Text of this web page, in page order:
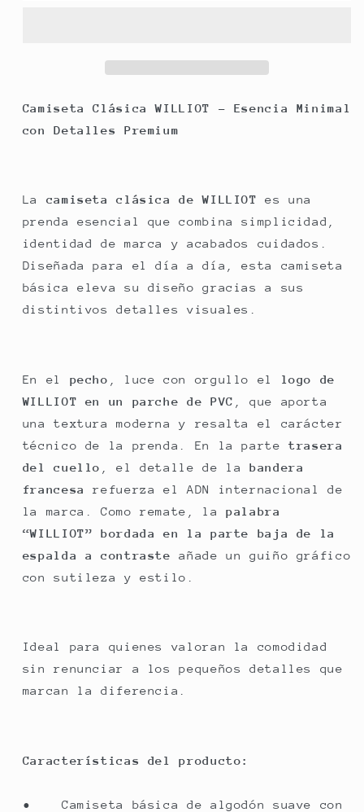
Camiseta Clásica WILLIOT – Esencia Minimal
con Detalles Premium
Lacamiseta clásica de WILLIOT es una
prenda esencial que combina simplicidad,
identidad de marca y acabados cuidados.
Diseñada para el día a día, esta camiseta
básica eleva su diseño gracias a sus
distintivos detalles visuales.
En el pecho , luce con orgullo el logo de
WILLIOT en un parche de PVC
, que aporta
una textura moderna y resalta el carácter
técnico de la prenda. En la partetrasera
del cuello
, el detalle de labandera
francesa
refuerza el ADN internacional de
la marca. Como remate, lapalabra
“WILLIOT” bordada en la parte baja de la
espalda a contraste
añade un guiño gráfico
con sutileza y estilo.
Ideal para quienes valoran la comodidad
sin renunciar a los pequeños detalles que
marcan la diferencia.
Características del producto:
• Camiseta básica de algodón suave con